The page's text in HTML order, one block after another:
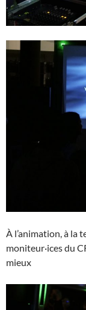
À l’animation, à la
moniteur·ices du
mieux